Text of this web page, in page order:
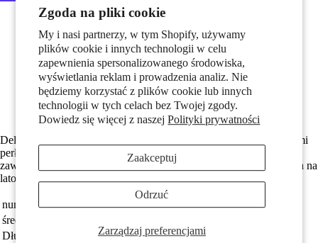
Zgoda na pliki cookie
My i nasi partnerzy, w tym Shopify, używamy
plików cookie i innych technologii w celu
zapewnienia spersonalizowanego środowiska,
wyświetlania reklam i prowadzenia analiz. Nie
będziemy korzystać z plików cookie lub innych
technologii w tych celach bez Twojej zgody.
Dowiedz się więcej z naszejPolityki prywatności
Zarządzaj preferencjami
Zaakceptuj
Odrzuć
Motywy
Więcej opcji płatności
Made in Germany
Z połyskującym błyszczące perły
Długość jest regulowana do 26 cm
Średnica koralika wynosi 8 mm
Średnica wynosi 6.5 mm
podwójne AM ze złoceniem
Darmowa dostawa
Delikatna damska bransoletka na kostkę AM-Doublé z błyszczącymi
perłami. Wykonana ze złoconego metalu, ozdobiona kryształowym
zawieszkiem i perłą, która dodaje elegancji każdej stylizacji. Idealna na
lato, podkreśla lekkość i kobiecość.
numer zamówienia
353774
średnica
Długość regulowana do
26 cm